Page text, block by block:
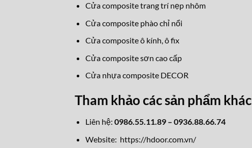
Cửa composite trang trí nẹp nhôm
Cửa composite phào chỉ nổi
Cửa composite ô kính, ô fix
Cửa composite sơn cao cấp
Cửa nhựa composite DECOR
Tham khảo các sản phẩm khác
Liên hệ: 0986.55.11.89 – 0936.88.66.74
Website: https://hdoor.com.vn/